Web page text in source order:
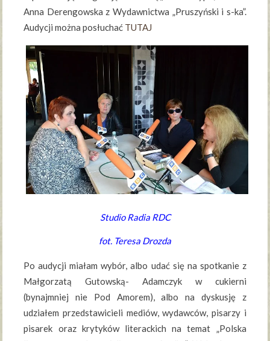
Anna Derengowska z Wydawnictwa „Pruszyński i s-ka”.
Audycji można posłuchać TUTAJ
Studio Radia RDC
fot. Teresa Drozda
Po audycji miałam wybór, albo udać się na spotkanie z
Małgorzatą Gutowską- Adamczyk w cukierni
(bynajmniej nie Pod Amorem), albo na dyskusję z
udziałem przedstawicieli mediów, wydawców, pisarzy i
pisarek oraz krytyków literackich na temat „Polska